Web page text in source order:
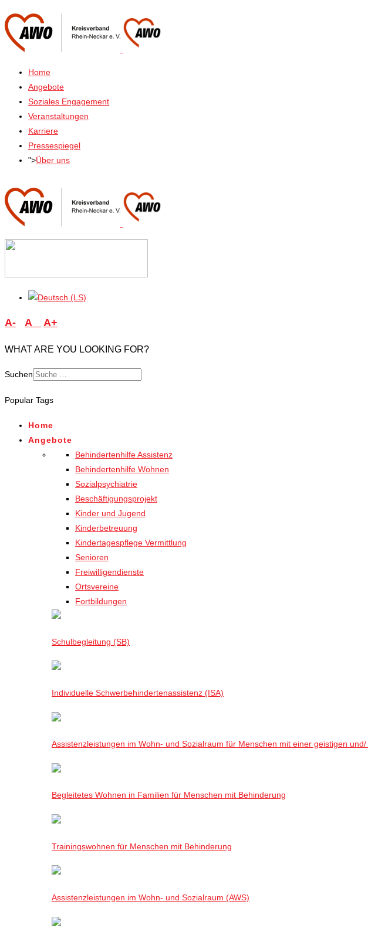
Home
Angebote
Soziales Engagement
Veranstaltungen
Karriere
Pressespiegel
">Über uns
A- A A+
WHAT ARE YOU LOOKING FOR?
Suchen
for results.
Popular Tags
Home
Angebote
Behindertenhilfe Assistenz
Behindertenhilfe Wohnen
Sozialpsychiatrie
Beschäftigungsprojekt
Kinder und Jugend
Kinderbetreuung
Kindertagespflege Vermittlung
Senioren
Freiwilligendienste
Ortsvereine
Fortbildungen
Schulbegleitung (SB)
Individuelle Schwerbehindertenassistenz (ISA)
Assistenzleistungen im Wohn- und Sozialraum für Menschen mit einer geistigen
Begleitetes Wohnen in Familien für Menschen mit Behinderung
Trainingswohnen für Menschen mit Behinderung
Assistenzleistungen im Wohn- und Sozialraum (AWS)